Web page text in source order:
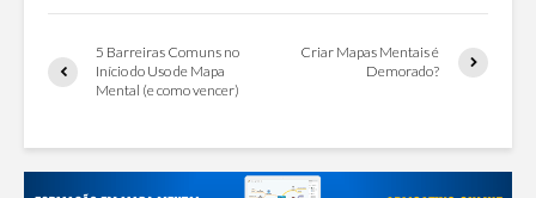
5 Barreiras Comuns no
Início do Uso de Mapa
Mental (e como vencer)
Criar Mapas Mentais é
Demorado?